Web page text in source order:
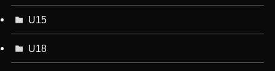
U15
U18